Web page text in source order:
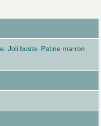
Joli buste. Patine marron